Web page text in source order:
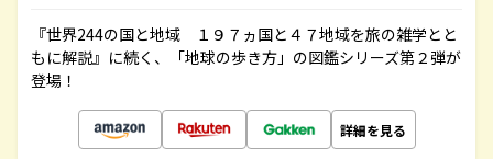
『世界244の国と地域 １９７ヵ国と４７地域を旅の雑学とと
もに解説』に続く、「地球の歩き方」の図鑑シリーズ第２弾が
登場！
詳細を見る